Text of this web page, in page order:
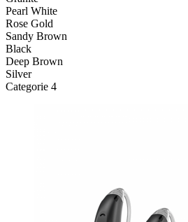
Pearl White
Rose Gold
Sandy Brown
Black
Deep Brown
Silver
Categorie 4